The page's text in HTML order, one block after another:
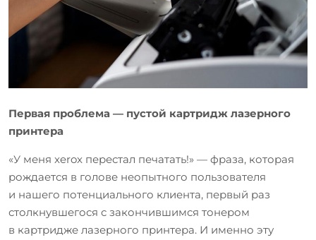
Первая проблема — пустой картридж лазерного
принтера
«У меня xerox перестал печатать!» — фраза, которая
рождается в голове неопытного пользователя
и нашего потенциального клиента, первый раз
столкнувшегося с закончившимся тонером
в картридже лазерного принтера. И именно эту